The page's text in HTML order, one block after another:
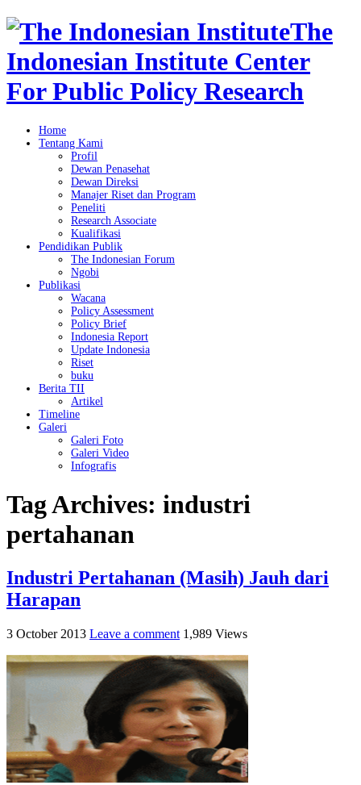
The
Indonesian Institute Center
For Public Policy Research
Home
Tentang Kami
Profil
Dewan Penasehat
Dewan Direksi
Manajer Riset dan Program
Peneliti
Research Associate
Kualifikasi
Pendidikan Publik
The Indonesian Forum
Ngobi
Publikasi
Wacana
Policy Assessment
Policy Brief
Indonesia Report
Update Indonesia
Riset
buku
Berita TII
Artikel
Timeline
Galeri
Galeri Foto
Galeri Video
Infografis
Tag Archives: industri
pertahanan
Industri Pertahanan (Masih) Jauh dari
Harapan
3 October 2013 Leave a comment 1,989 Views